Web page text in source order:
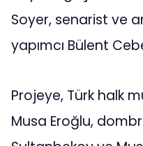
Soyer, senarist ve
yapımcı Bülent
Projeye, Türk halk
Musa Eroğlu,